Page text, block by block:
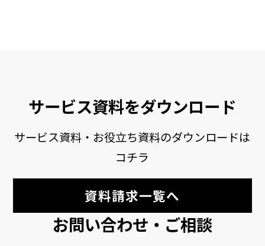
サービス資料をダウンロード
サービス資料・お役立ち資料のダウンロードは
コチラ
資料請求一覧へ
お問い合わせ・ご相談